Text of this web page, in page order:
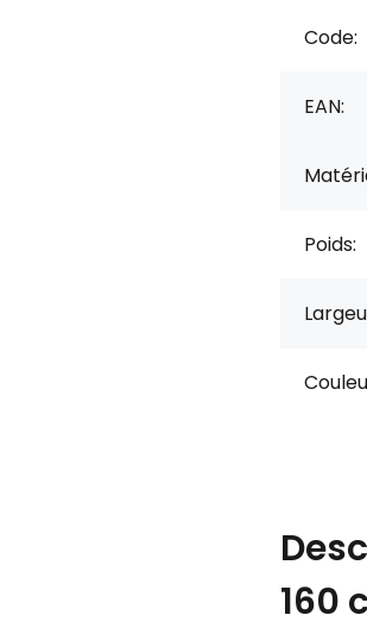
Code:
EAN:
Poids:
160